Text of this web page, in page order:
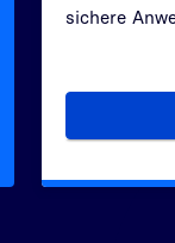
Praxis- und
sichere